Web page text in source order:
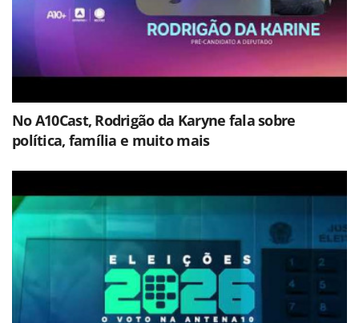
No A10Cast, Rodrigão da Karyne fala sobre
política, família e muito mais